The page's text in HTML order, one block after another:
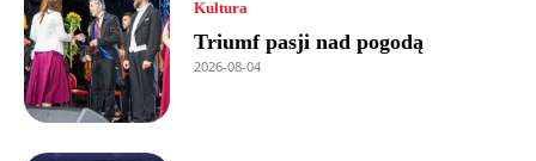
Kultura
Triumf pasji nad pogodą
2026-08-04